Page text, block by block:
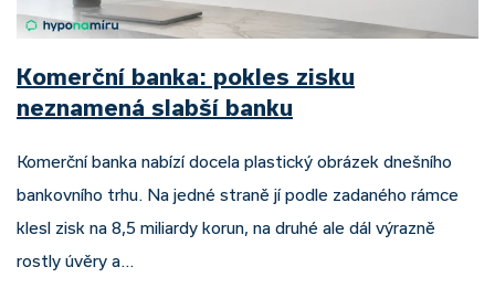
Komerční banka: pokles zisku
neznamená slabší banku
Komerční banka nabízí docela plastický obrázek dnešního
bankovního trhu. Na jedné straně jí podle zadaného rámce
klesl zisk na 8,5 miliardy korun, na druhé ale dál výrazně
rostly úvěry a…